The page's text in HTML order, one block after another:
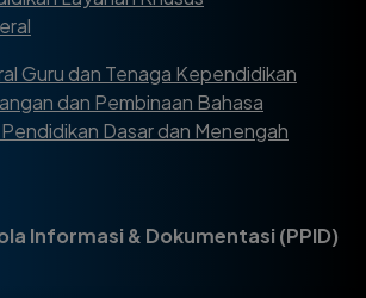
Guru dan Tenaga Kependidikan
dan Pembinaan Bahasa
Dasar dan Menengah
Informasi & Dokumentasi (PPID)